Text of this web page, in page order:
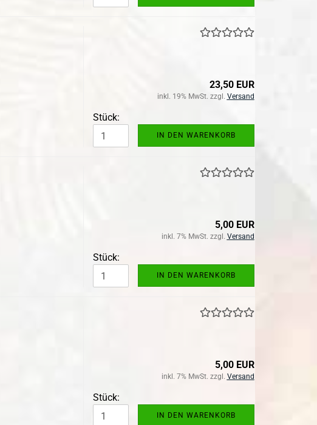
23,50 EUR
inkl. 19% MwSt. zzgl. Versand
Stück:
IN DEN WARENKORB
5,00 EUR
inkl. 7% MwSt. zzgl. Versand
Stück:
IN DEN WARENKORB
5,00 EUR
inkl. 7% MwSt. zzgl. Versand
Stück:
IN DEN WARENKORB